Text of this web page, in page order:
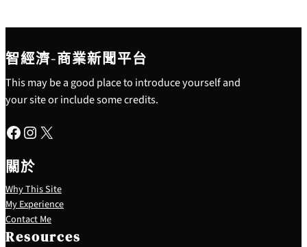
智經濟-商業新聞平台
This may be a good place to introduce yourself and
your site or include some credits.
Facebook Instagram X
關於
Why This Site
My Experience
Contact Me
Resources